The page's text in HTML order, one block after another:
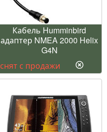
Кабель Humminbird
адаптер NMEA 2000 Helix
G4N
снят с продажи